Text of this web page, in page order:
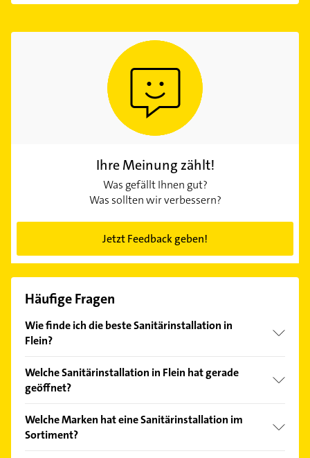
Ihre Meinung zählt!
Was gefällt Ihnen gut?
Was sollten wir verbessern?
Jetzt Feedback geben!
Häufige Fragen
Wie finde ich die beste Sanitärinstallation in
Flein?
Kundenmeinungen und profitieren Sie von den
Empfehlungen. Die Suchergebnisse können Sie sich
Welche Sanitärinstallation in Flein hat gerade
geöffnet?
Bitte beachten Sie, dass diese an Sonn- und
Feiertagen abweichen können.
Welche Marken hat eine Sanitärinstallation im
Sortiment?